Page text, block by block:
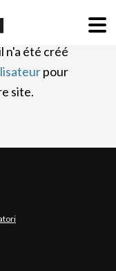
n'a été créé
pour
site.